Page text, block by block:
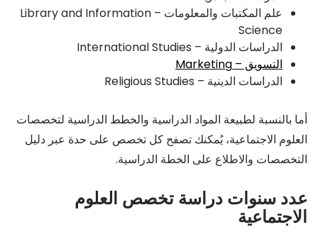
علم المكتبات والمعلومات – Library and Information
Science
الدراسات الدولية – International Studies
التسويق – Marketing
الدراسات الدينية – Religious Studies
أما بالنسبة لطبيعة المواد الدراسية والخطط الدراسية لتخصصات
العلوم الاجتماعية، يُمكنك تصفح كل تخصص على حدة عبر دليل
التخصصات والاطلاع على الخطة الدراسية.
عدد سنوات دراسة تخصص العلوم
الاجتماعية